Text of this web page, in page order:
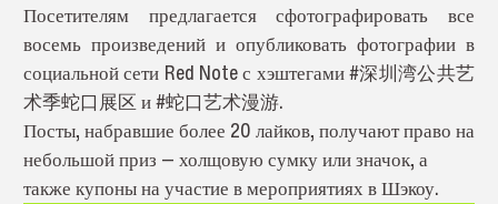
Посетителям предлагается сфотографировать все
восемь произведений и опубликовать фотографии в
социальной сети Red Note с хэштегами #深圳湾公共艺
术季蛇口展区 и #蛇口艺术漫游.
Посты, набравшие более 20 лайков, получают право на
небольшой приз — холщовую сумку или значок, а
также купоны на участие в мероприятиях в Шэкоу.